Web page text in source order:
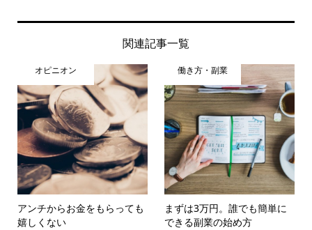
関連記事一覧
オピニオン
アンチからお金をもらっても
嬉しくない
働き方・副業
まずは3万円。誰でも簡単に
できる副業の始め方